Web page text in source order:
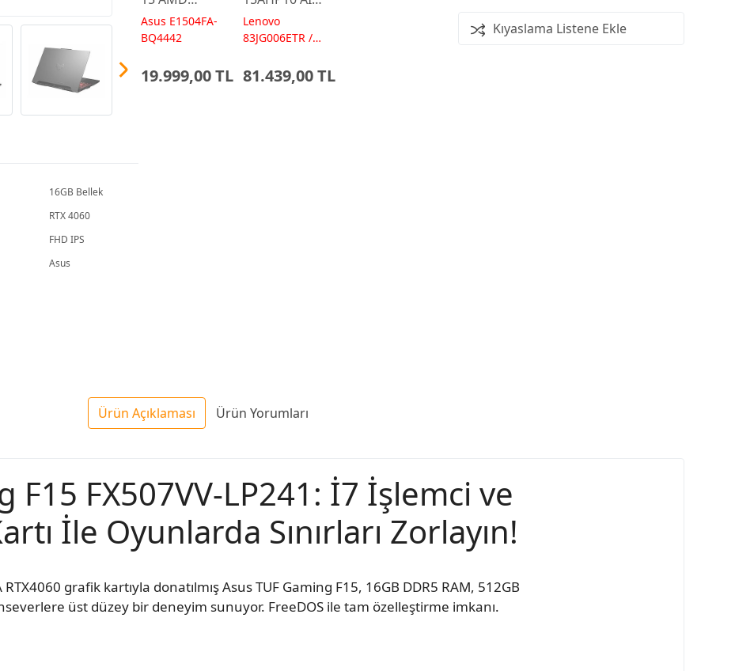
Ryzen 5
7520U 8GB
FreeDos
Asus E1504FA-
BQ4442
19.999,00 TL
AMD Ryzen7
250 24GB 1TB
IPS FHD
Lenovo
83JG006ETR /
81.439,00 TL
Kıyaslama Listene Ekle
16GB Bellek
RTX 4060
FHD IPS
Asus
Ürün Açıklaması Ürün Yorumları
F15 FX507VV-LP241: İ7 İşlemci ve
İle Oyunlarda Sınırları Zorlayın!
grafik kartıyla donatılmış Asus TUF Gaming F15, 16GB DDR5 RAM, 512GB
üst düzey bir deneyim sunuyor. FreeDOS ile tam özelleştirme imkanı.